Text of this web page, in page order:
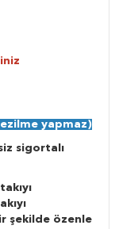
ezilme yapmaz)
sigortalı
şekilde özenle